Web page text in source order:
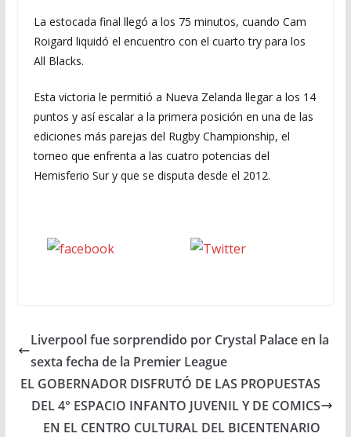
La estocada final llegó a los 75 minutos, cuando Cam
Roigard liquidó el encuentro con el cuarto try para los
All Blacks.
Esta victoria le permitió a Nueva Zelanda llegar a los 14
puntos y así escalar a la primera posición en una de las
ediciones más parejas del Rugby Championship, el
torneo que enfrenta a las cuatro potencias del
Hemisferio Sur y que se disputa desde el 2012.
Liverpool fue sorprendido por Crystal Palace en la
sexta fecha de la Premier League
EL GOBERNADOR DISFRUTÓ DE LAS PROPUESTAS
DEL 4° ESPACIO INFANTO JUVENIL Y DE COMICS
EN EL CENTRO CULTURAL DEL BICENTENARIO